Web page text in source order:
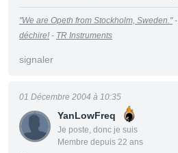
"We are Opeth from Stockholm, Sweden."-
déchire! - TR Instruments
signaler
YanLowFreq
Je poste, donc je suis
Membre depuis 22 ans
01 Décembre 2004 à 10:35